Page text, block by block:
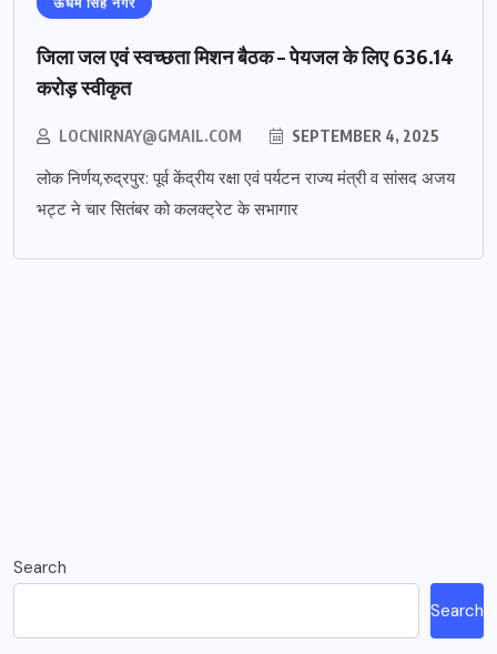
जिला जल एवं स्वच्छता मिशन बैठक – पेयजल के लिए 636.14
करोड़ स्वीकृत
LOCNIRNAY@GMAIL.COM SEPTEMBER 4, 2025
लोक निर्णय,रुद्रपुर: पूर्व केंद्रीय रक्षा एवं पर्यटन राज्य मंत्री व सांसद अजय
भट्ट ने चार सितंबर को कलक्ट्रेट के सभागार
Search
Search